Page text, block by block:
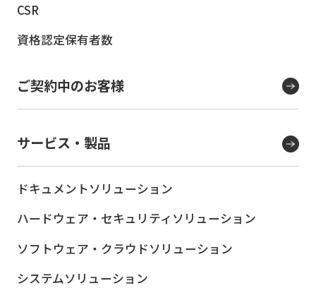
CSR
資格認定保有者数
ご契約中のお客様
サービス・製品
ドキュメントソリューション
ハードウェア・セキュリティ ソリューション
ソフトウェア・クラウドソリューション
システムソリューション